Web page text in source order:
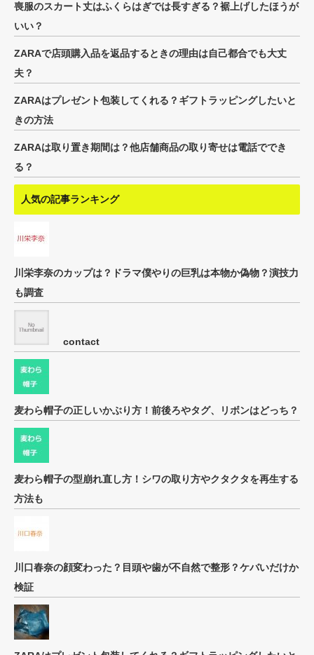
喪服のスカート丈はふくらはぎでは長すぎる？裾上げしたほうが
いい？
ZARAで店頭購入品を返品するときの理由は自己都合でも大丈
夫？
ZARAはプレゼント包装してくれる？ギフトラッピングしたいと
きの方法
ZARAは取り置き期間は？他店舗商品の取り寄せは電話ででき
る？
人気の記事ランキング
川栄李奈のカップは？ドラマ僕やりの巨乳は本物か偽物？演技力
も調査
contact
麦わら帽子の正しいかぶり方！前後ろやタグ、リボンはどっち？
麦わら帽子の型崩れ直し方！シワの取り方やクタクタを再生する
方法も
川口春奈の顔変わった？目頭や歯が不自然で整形？ケバいだけか
検証